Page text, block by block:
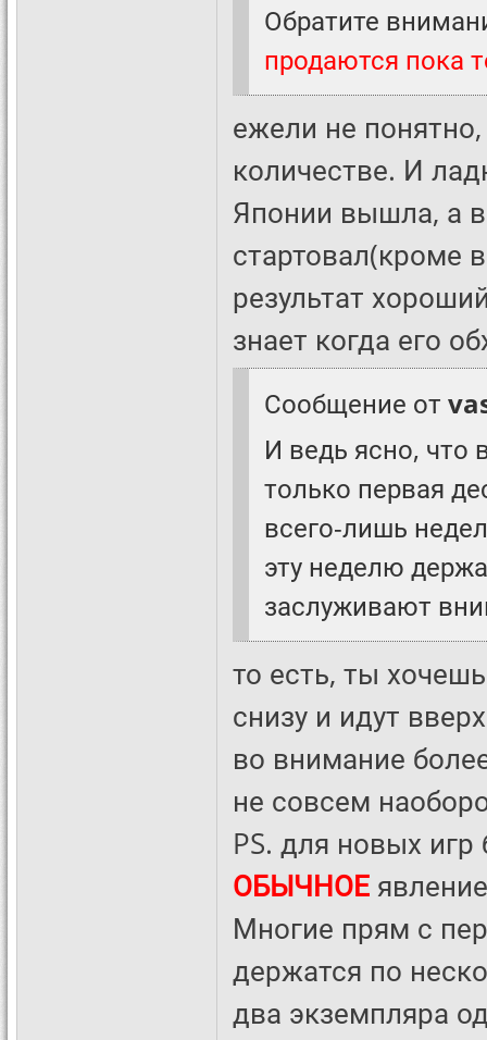
Обратите
продаются пока
ежели не
количестве. И
Японии вышла, а
стартовал(кроме
результат
знает когда его
Сообщение от
И ведь ясно, что
только первая
всего-лишь
эту неделю
заслуживают
то есть, ты
снизу и идут
во внимание
не совсем
PS. для новых
ОБЫЧНОЕ
Многие прям с
держатся по
два экземпляра